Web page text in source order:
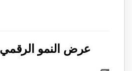
عرض النمو